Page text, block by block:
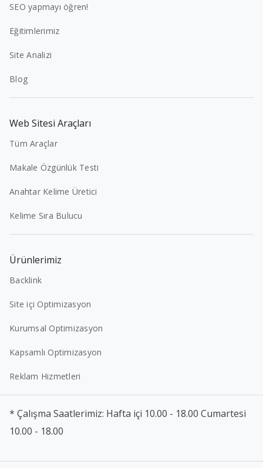
SEO yapmayı öğren!
Eğitimlerimiz
Site Analizi
Blog
Web Sitesi Araçları
Tüm Araçlar
Makale Özgünlük Testi
Anahtar Kelime Üretici
Kelime Sıra Bulucu
Ürünlerimiz
Backlink
Site içi Optimizasyon
Kurumsal Optimizasyon
Kapsamlı Optimizasyon
Reklam Hizmetleri
* Çalışma Saatlerimiz: Hafta içi 10.00 - 18.00 Cumartesi
10.00 - 18.00